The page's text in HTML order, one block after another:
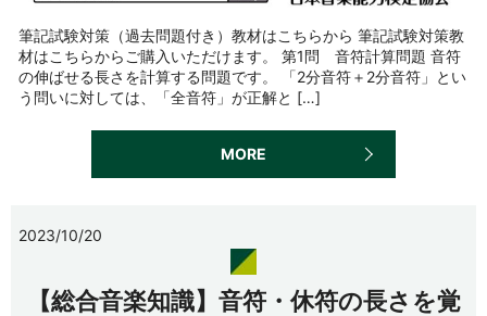
筆記試験対策（過去問題付き）教材はこちらから 筆記試験対策教
材はこちらからご購入いただけます。 第1問 音符計算問題 音符
の伸ばせる長さを計算する問題です。 「2分音符＋2分音符」とい
う問いに対しては、「全音符」が正解と […]
MORE
2023/10/20
【総合音楽知識】音符・休符の長さを覚